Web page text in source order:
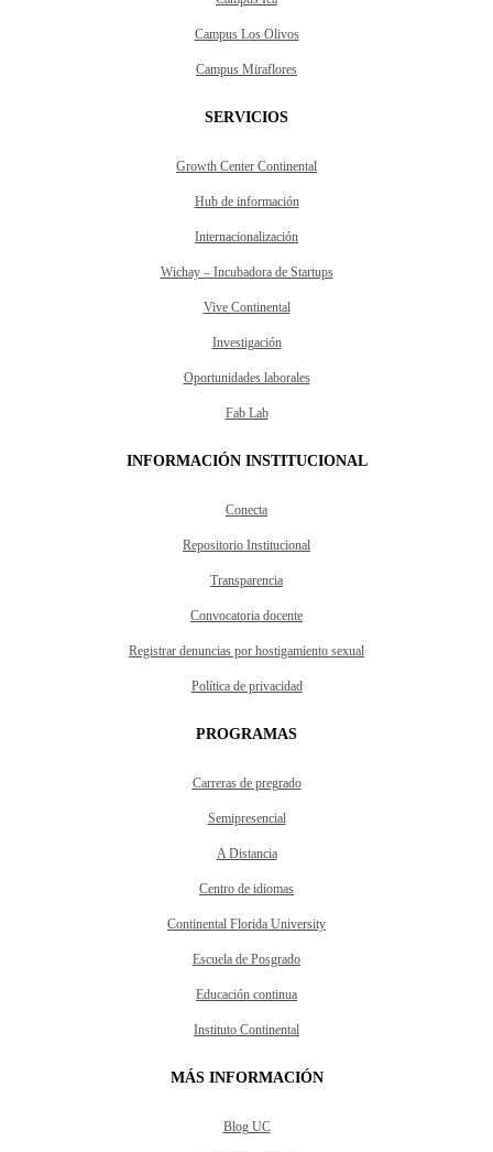
Campus Los Olivos
Campus Miraflores
SERVICIOS
Growth Center Continental
Hub de información
Internacionalización
Wichay – Incubadora de Startups
Vive Continental
Investigación
Oportunidades laborales
Fab Lab
INFORMACIÓN INSTITUCIONAL
Conecta
Repositorio Institucional
Transparencia
Convocatoria docente
Registrar denuncias por hostigamiento sexual
Política de privacidad
PROGRAMAS
Carreras de pregrado
Semipresencial
A Distancia
Centro de idiomas
Continental Florida University
Escuela de Posgrado
Educación continua
Instituto Continental
MÁS INFORMACIÓN
Blog UC